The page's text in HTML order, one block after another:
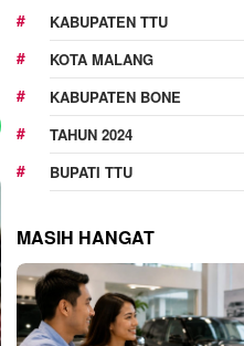
KABUPATEN TTU
KOTA MALANG
KABUPATEN BONE
TAHUN 2024
BUPATI TTU
MASIH HANGAT